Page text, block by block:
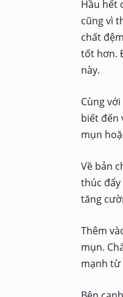
Hầu hết
cũng vì
chất
tốt hơn.
này.
Cùng
biết đến
mụn
Về bản
thúc
tăng
Thêm
mụn.
mạnh từ